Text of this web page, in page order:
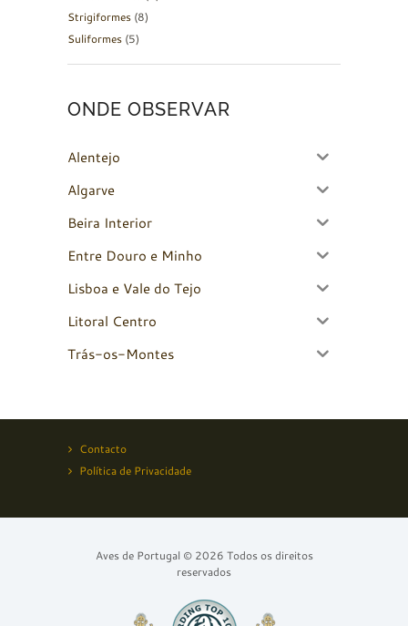
Strigiformes (8)
Suliformes (5)
ONDE OBSERVAR
Alentejo
Algarve
Beira Interior
Entre Douro e Minho
Lisboa e Vale do Tejo
Litoral Centro
Trás-os-Montes
Contacto
Política de Privacidade
Aves de Portugal © 2026 Todos os direitos
reservados